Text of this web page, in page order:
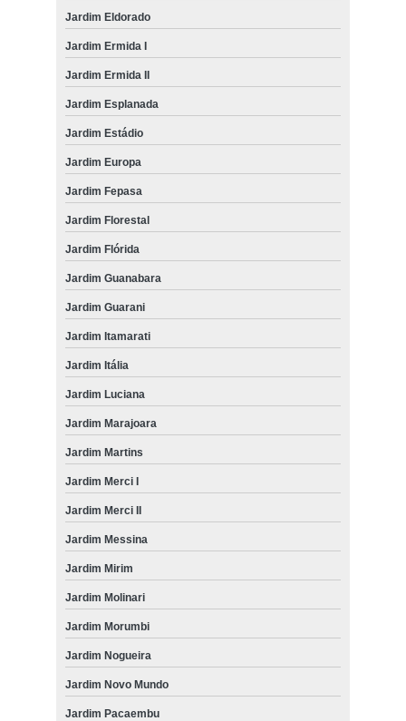
Jardim Eldorado
Jardim Ermida I
Jardim Ermida II
Jardim Esplanada
Jardim Estádio
Jardim Europa
Jardim Fepasa
Jardim Florestal
Jardim Flórida
Jardim Guanabara
Jardim Guarani
Jardim Itamarati
Jardim Itália
Jardim Luciana
Jardim Marajoara
Jardim Martins
Jardim Merci I
Jardim Merci II
Jardim Messina
Jardim Mirim
Jardim Molinari
Jardim Morumbi
Jardim Nogueira
Jardim Novo Mundo
Jardim Pacaembu